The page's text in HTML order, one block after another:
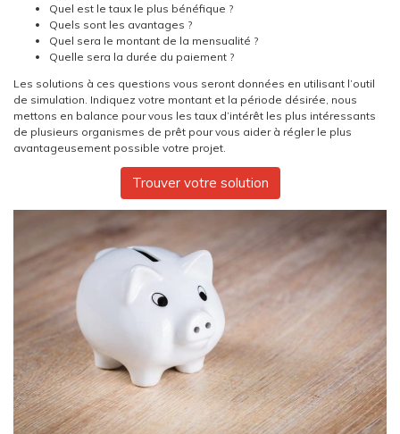
Quel est le taux le plus bénéfique ?
Quels sont les avantages ?
Quel sera le montant de la mensualité ?
Quelle sera la durée du paiement ?
Les solutions à ces questions vous seront données en utilisant l’outil
de simulation. Indiquez votre montant et la période désirée, nous
mettons en balance pour vous les taux d’intérêt les plus intéressants
de plusieurs organismes de prêt pour vous aider à régler le plus
avantageusement possible votre projet.
Trouver votre solution